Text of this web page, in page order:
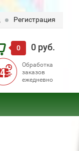
Регистрация
0 0 руб.
Обработка
заказов
ежедневно